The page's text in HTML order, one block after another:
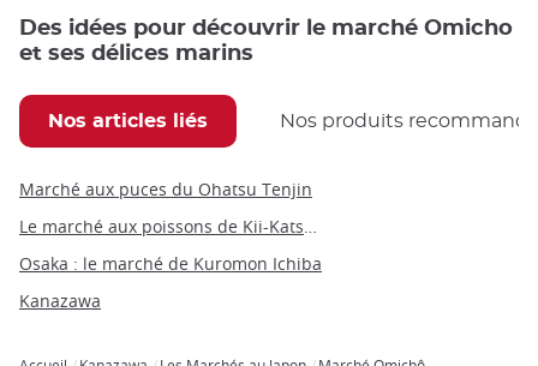
Des idées pour découvrir le marché Omicho
et ses délices marins
Nos articles liés Nos produits
Marché aux puces du Ohatsu Tenjin
Le marché aux poissons de Kii-Katsuura
Osaka : le marché de Kuromon Ichiba
Kanazawa